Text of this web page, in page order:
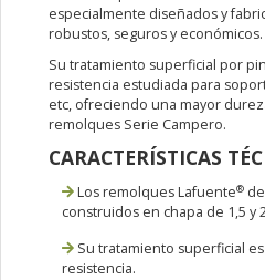
especialmente diseñados y
robustos, seguros y
Su tratamiento superficial por
resistencia estudiada para
etc, ofreciendo una mayor
remolques Serie Campero.
CARACTERÍSTICAS
Los remolques Lafuente®
construidos en chapa de 1,5 y
Su tratamiento superficial
resistencia.